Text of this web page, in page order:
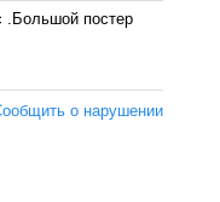
.Большой постер
о нарушении